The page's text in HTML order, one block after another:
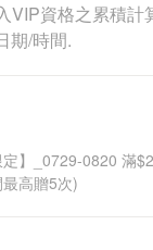
VIP資格之累積計
期/時間.
定】_0729-0820 滿
高贈5次)